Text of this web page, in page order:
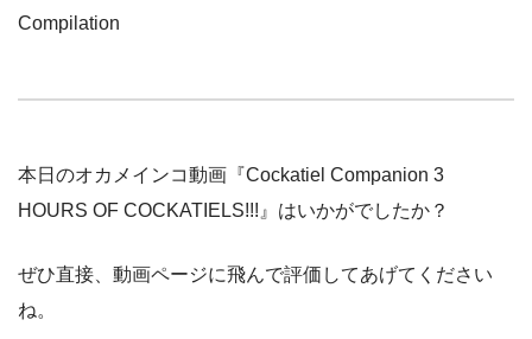
Compilation
本日のオカメインコ動画『Cockatiel Companion 3
HOURS OF COCKATIELS!!!』はいかがでしたか？
ぜひ直接、動画ページに飛んで評価してあげてください
ね。